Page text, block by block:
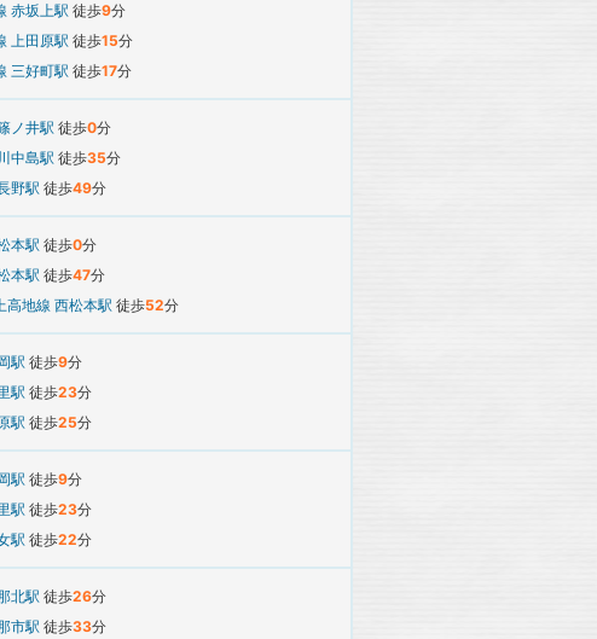
赤坂上駅 徒歩9分
上田原駅 徒歩15分
三好町駅 徒歩17分
ノ井駅 徒歩0分
川中島駅 徒歩35分
野駅 徒歩49分
本駅 徒歩0分
本駅 徒歩47分
高地線 西松本駅 徒歩52分
駅 徒歩9分
駅 徒歩23分
駅 徒歩25分
駅 徒歩9分
駅 徒歩23分
駅 徒歩22分
北駅 徒歩26分
市駅 徒歩33分